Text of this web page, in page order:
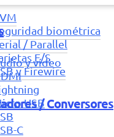
biométrica
/ Parallel
E/S
y Firewire
/ Conversores
y vídeo
USB
C